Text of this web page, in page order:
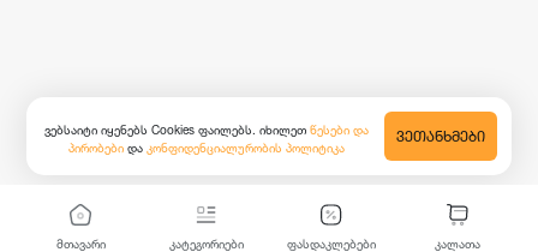
მთავარი კატეგორიები ფასდაკლებები კალათა
ვებსაიტი იყენებს Cookies ფაილებს. იხილეთ წესები და
პირობები და კონფიდენციალურობის პოლიტიკა
ᲕᲔᲗᲐᲜᲮᲛᲔᲑᲘ